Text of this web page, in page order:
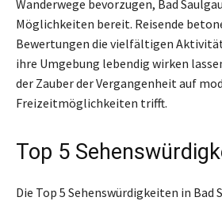
Wanderwege bevorzugen, Bad
Möglichkeiten bereit. Reisende
Bewertungen die vielfältigen
ihre Umgebung lebendig wirken
der Zauber der Vergangenheit auf
Freizeitmöglichkeiten trifft.
Top 5
Die Top 5 Sehenswürdigkeiten in Bad